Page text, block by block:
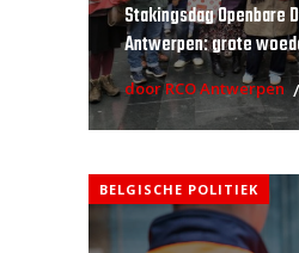
Stakingsdag Openbare
Antwerpen: grote
door RCO Antwerpen
BELGISCHE POLITIEK